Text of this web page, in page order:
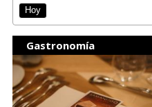
Hoy
Gastronomía